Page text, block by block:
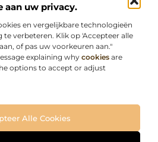
aan uw privacy.
en vergelijkbare technologieën
verbeteren. Klik op 'Accepteer alle
of pas uw voorkeuren aan."
explaining why cookies are
options to accept or adjust
Alle Cookies
Cookiebeleid (EU)